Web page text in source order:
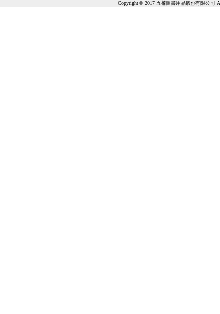
Copyright © 2017 五楠圖書用品股份有限公司